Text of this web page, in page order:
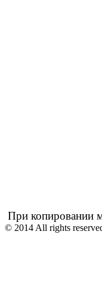
При копировании
© 2014 All rights